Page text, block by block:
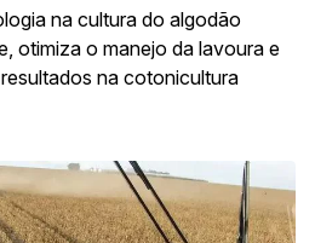
na cultura do algodão
otimiza o manejo da lavoura e
na cotonicultura